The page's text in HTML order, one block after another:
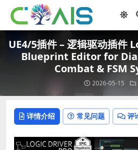
UE4/5插件 – 逻辑驱动插件
Blueprint Editor for
Combat & FSM
2026-05-15
详情介绍 常见问题 评